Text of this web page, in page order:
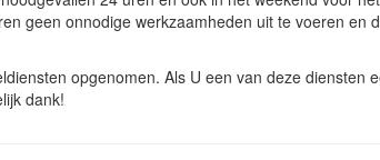
geen onnodige werkzaamheden uit te voeren en
opgenomen. Als U een van deze diensten
dank!